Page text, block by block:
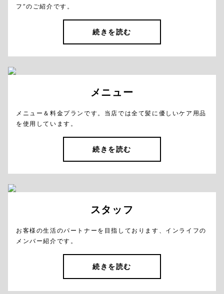
フ”のご紹介です。
続きを読む
メニュー
メニュー＆料金プランです。当店では全て髪に優しいケア用品
を使用しています。
続きを読む
スタッフ
お客様の生活のパートナーを目指しております、インライフの
メンバー紹介です。
続きを読む